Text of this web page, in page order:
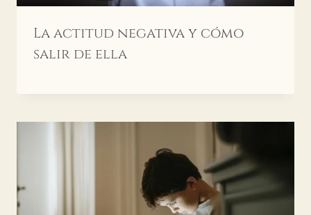
La actitud negativa y cómo
salir de ella